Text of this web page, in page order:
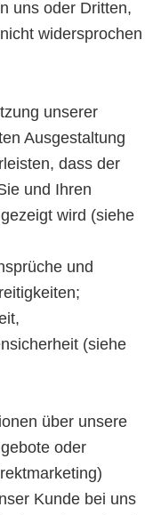
uns oder Dritten,
widersprochen
unserer
Ausgestaltung
dass der
und Ihren
wird (siehe
und
(siehe
über unsere
oder
Kunde bei uns